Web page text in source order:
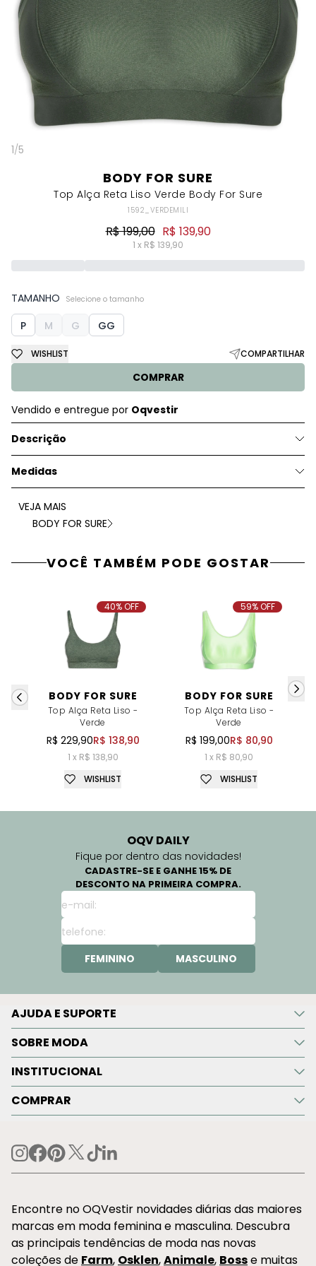
1/5
BODY FOR SURE
Top Alça Reta Liso Verde Body For Sure
1592_VERDEMILI
R$ 199,00 R$ 139,90
1 x R$ 139,90
TAMANHO Selecione o tamanho
P M G GG
COMPRAR
WISHLIST COMPARTILHAR
Vendido e entregue por Oqvestir
Descrição
Medidas
VEJA MAIS
BODY FOR SURE
VOCÊ TAMBÉM PODE GOSTAR
BODY FOR SURE
Top Alça Reta Liso -
Verde
R$ 229,90R$ 138,90
1 x R$ 138,90
40% OFF
WISHLIST
BODY FOR SURE
Top Alça Reta Liso -
Verde
R$ 199,00R$ 80,90
1 x R$ 80,90
59% OFF
WISHLIST
OQV DAILY
Fique por dentro das novidades!
CADASTRE-SE E GANHE 15% DE
DESCONTO NA PRIMEIRA COMPRA.
FEMININO MASCULINO
AJUDA E SUPORTE
SOBRE MODA
INSTITUCIONAL
COMPRAR
Encontre no OQVestir novidades diárias das maiores
marcas em moda feminina e masculina. Descubra
as principais tendências de moda nas novas
coleções de Farm, Osklen,Animale, Bosse muitas